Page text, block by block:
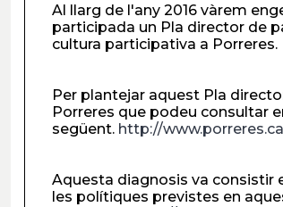
Al llarg de l'any 2016 vàrem
participada un Pla director de
cultura participativa a Porreres.
Per plantejar aquest Pla
Porreres que podeu consultar
següent. http://
Aquesta diagnosis va consistir
les polítiques previstes en